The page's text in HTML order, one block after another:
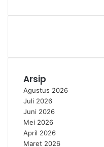
Arsip
Agustus 2026
Juli 2026
Juni 2026
Mei 2026
April 2026
Maret 2026